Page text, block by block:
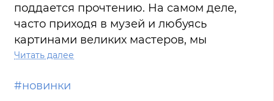
поддается прочтению. На самом деле,
часто приходя в музей и любуясь
картинами великих мастеров, мы
задаемся вопросами: "Что же имел ввиду
символы или детали на картине?",
Читать далее
#новинки